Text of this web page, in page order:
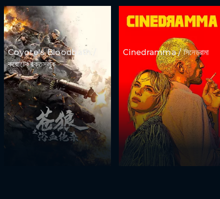
Coyote's Bloodbath /
কয়োটের রক্তসলুক
Cinedramma / সিনেড্রামা